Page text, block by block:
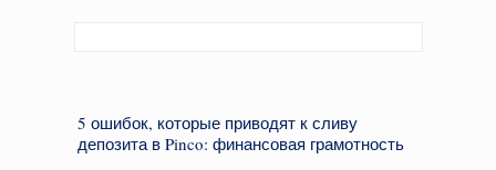
5 ошибок, которые приводят к сливу
депозита в Pinco: финансовая грамотность